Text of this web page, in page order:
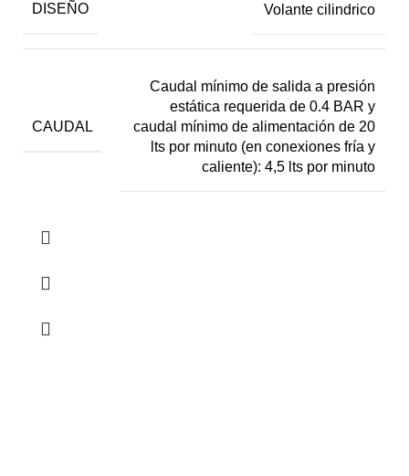
DISEÑO Volante cilindrico
CAUDAL
Caudal mínimo de salida a presión
estática requerida de 0.4 BAR y
caudal mínimo de alimentación de 20
lts por minuto (en conexiones fría y
caliente): 4,5 lts por minuto